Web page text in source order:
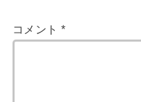
コメント *